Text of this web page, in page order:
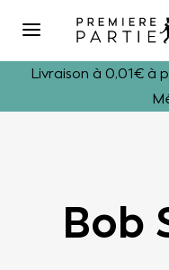
Livraison à 0,01€ à
Bob